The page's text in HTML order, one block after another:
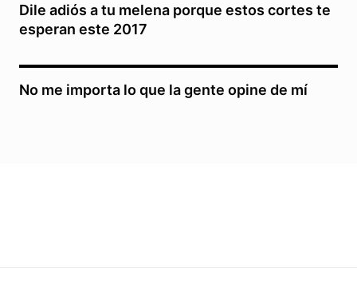
Dile adiós a tu melena porque estos cortes te
esperan este 2017
No me importa lo que la gente opine de mí